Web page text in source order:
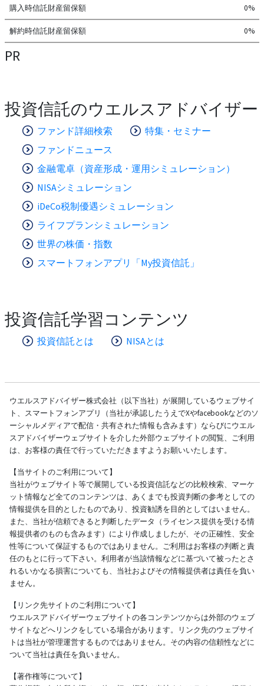
購入時信託財産留保額 0%
解約時信託財産留保額 0%
PR
投資信託のウエルスアドバイザー
ファンド詳細検索
特集・セミナー
ファンドニュース
金融電卓（資産形成・運用シミュレーション）
NISAシミュレーション
iDeCo税制優遇シミュレーション
ライフプランシミュレーション
世界の株価・指数
スマートフォンアプリ「My投資信託」
投資信託学習コンテンツ
投資信託とは NISAとは
ウエルスアドバイザー株式会社（以下当社）が展開しているウェブサイ
ト、スマートフォンアプリ（当社が承認したうえでXやfacebookなどのソ
ーシャルメディアで配信・共有された情報も含みます）ならびにウエル
スアドバイザーウェブサイトを介した外部ウェブサイトの閲覧、ご利用
は、お客様の責任で行っていただきますようお願いいたします。
【当サイトのご利用について】
当社がウェブサイト等で展開している投資信託などの比較検索、マーケ
ット情報など全てのコンテンツは、あくまでも投資判断の参考としての
情報提供を目的としたものであり、投資勧誘を目的としてはいません。
また、当社が信頼できると判断したデータ（ライセンス提供を受ける情
報提供者のものも含みます）により作成しましたが、その正確性、安全
性等について保証するものではありません。ご利用はお客様の判断と責
任のもとに行って下さい。利用者が当該情報などに基づいて被ったとさ
れるいかなる損害についても、当社およびその情報提供者は責任を負い
ません。
【リンク先サイトのご利用について】
ウエルスアドバイザーウェブサイトの各コンテンツからは外部のウェブ
サイトなどへリンクをしている場合があります。リンク先のウェブサイ
トは当社が管理運営するものではありません。その内容の信頼性などに
ついて当社は責任を負いません。
【著作権等について】